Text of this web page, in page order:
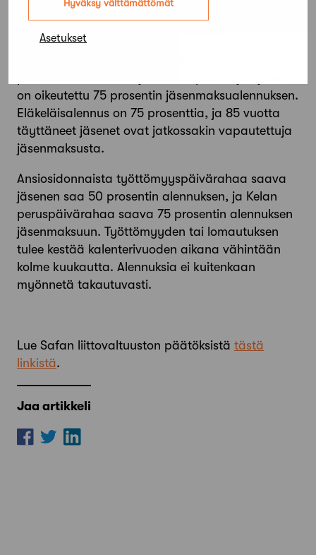
Hyväksy välttämättömät
Asetukset
maksamalla täyden jäsenmaksun voi saada
on oikeutettu 75 prosentin jäsenmaksualennuksen.
Eläkeläisalennus on 75 prosenttia, ja 85 vuotta
täyttäneet jäsenet ovat jatkossakin vapautettuja
jäsenmaksusta.
Ansiosidonnaista työttömyyspäivärahaa saava
jäsenen saa 50 prosentin alennuksen, ja Kelan
peruspäivärahaa saava 75 prosentin alennuksen
jäsenmaksuun. Työttömyyden tai lomautuksen
tulee kestää kalenterivuoden aikana vähintään
kolme kuukautta. Alennuksia ei kuitenkaan
myönnetä takautuvasti.
Lue Safan liittovaltuuston päätöksistä tästä
linkistä.
Jaa artikkeli